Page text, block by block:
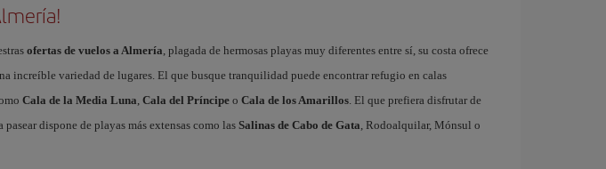
ofertas de vuelos a Almería, plagada de hermosas playas muy diferentes entre sí, su costa ofrece
increíble variedad de lugares. El que busque tranquilidad puede encontrar refugio en calas
Cala de la Media Luna, Cala del Príncipeo Cala de los Amarillos. El que prefiera disfrutar de
dispone de playas más extensas como las Salinas de Cabo de Gata, Rodoalquilar, Mónsul o